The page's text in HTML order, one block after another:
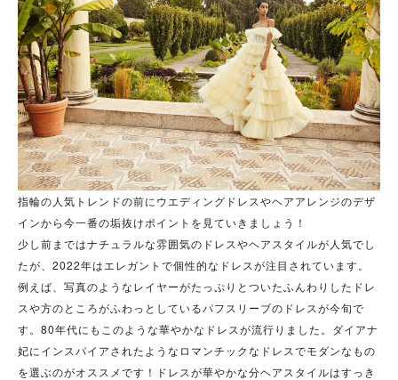
指輪の人気トレンドの前にウエディングドレスやヘアアレンジのデザ
インから今一番の垢抜けポイントを見ていきましょう！
少し前まではナチュラルな雰囲気のドレスやヘアスタイルが人気でし
たが、2022年はエレガントで個性的なドレスが注目されています。
例えば、写真のようなレイヤーがたっぷりとついたふんわりしたドレ
スや方のところがふわっとしているパフスリーブのドレスが今旬で
す。80年代にもこのような華やかなドレスが流行りました。 ダイアナ
妃にインスパイアされたようなロマンチックなドレスでモダンなもの
を選ぶのがオススメです！ドレスが華やかな分ヘアスタイルはすっき